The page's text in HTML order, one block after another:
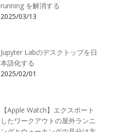
running を解消する
2025/03/13
Jupyter Labのデスクトップを日
本語化する
2025/02/01
【Apple Watch】エクスポート
したワークアウトの屋外ランニ